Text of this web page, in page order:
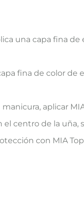
una capa fina
fina de color de
aplicar
centro de la uña,
con MIA